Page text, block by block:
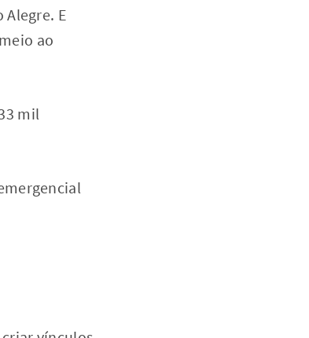
E
ao
mil